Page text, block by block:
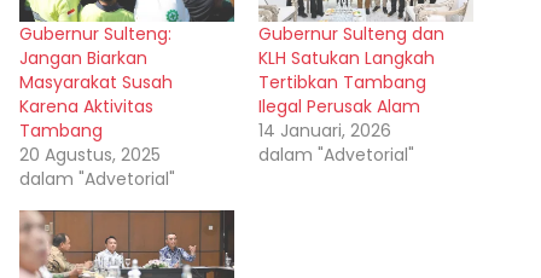
Gubernur Sulteng:
Jangan Biarkan
Masyarakat Susah
Karena Aktivitas
Tambang
20 Agustus, 2025
dalam "Advetorial"
Gubernur Sulteng dan
KLH Satukan Langkah
Tertibkan Tambang
Ilegal Perusak Alam
14 Januari, 2026
dalam "Advetorial"